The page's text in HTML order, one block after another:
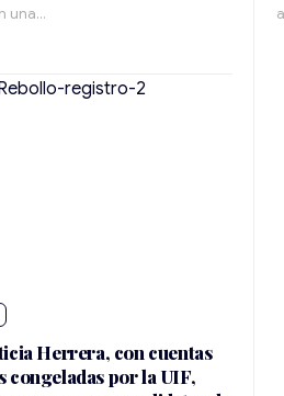
una…
Herrera, con cuentas
congeladas por la UIF,